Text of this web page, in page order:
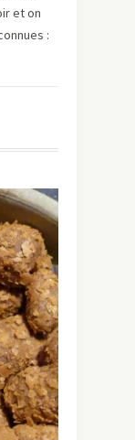
et on
: